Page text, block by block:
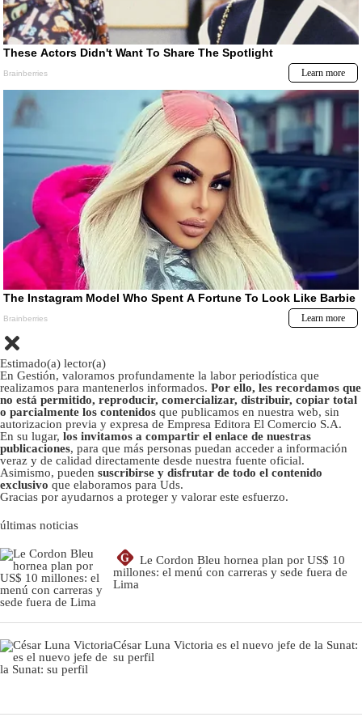
Estimado(a) lector(a)
En Gestión, valoramos profundamente la labor periodística que
realizamos para mantenerlos informados. Por ello, les recordamos que
no está permitido, reproducir, comercializar, distribuir, copiar total
o parcialmente los contenidos que publicamos en nuestra web, sin
autorizacion previa y expresa de Empresa Editora El Comercio S.A.
En su lugar, los invitamos a compartir el enlace de nuestras
publicaciones, para que más personas puedan acceder a información
veraz y de calidad directamente desde nuestra fuente oficial.
Asimismo, pueden suscribirse y disfrutar de todo el contenido
exclusivo que elaboramos para Uds.
Gracias por ayudarnos a proteger y valorar este esfuerzo.
últimas noticias
G
Le Cordon Bleu hornea plan por US$ 10
millones: el menú con carreras y sede fuera de
Lima
César Luna Victoria es el nuevo jefe de la Sunat:
su perfil